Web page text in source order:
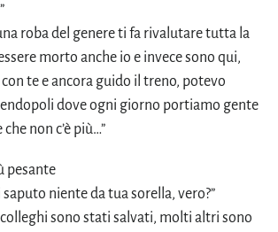
roba del genere ti fa rivalutare tutta la
morto anche io e invece sono qui,
te e ancora guido il treno, potevo
dove ogni giorno portiamo gente
non c’è più…”
pesante
niente da tua sorella, vero?”
colleghi sono stati salvati, molti altri sono